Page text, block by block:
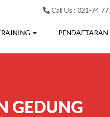
Call Us : 021-74
PENDAFTARAN
GEDUNG